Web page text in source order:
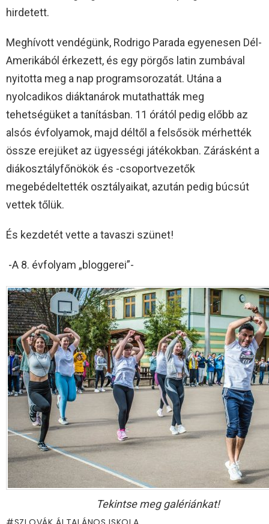
hirdetett.
Meghívott vendégünk, Rodrigo Parada egyenesen Dél-
Amerikából érkezett, és egy pörgős latin zumbával
nyitotta meg a nap programsorozatát. Utána a
nyolcadikos diáktanárok mutathatták meg
tehetségüket a tanításban. 11 órától pedig előbb az
alsós évfolyamok, majd déltől a felsősök mérhették
össze erejüket az ügyességi játékokban. Zárásként a
diákosztályfőnökök és -csoportvezetők
megebédeltették osztályaikat, azután pedig búcsút
vettek tőlük.
És kezdetét vette a tavaszi szünet!
-A 8. évfolyam „bloggerei”-
Tekintse meg galériánkat!